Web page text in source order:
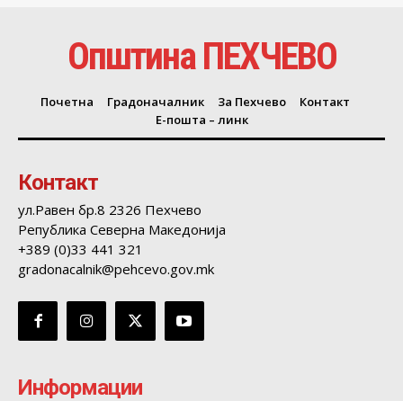
Општина ПЕХЧЕВО
Почетна Градоначалник За Пехчево
Контакт
Е-пошта – линк
Контакт
ул.Равен бр.8 2326 Пехчево
Република Северна Македонија
+389 (0)33 441 321
gradonacalnik@pehcevo.gov.mk
Информации